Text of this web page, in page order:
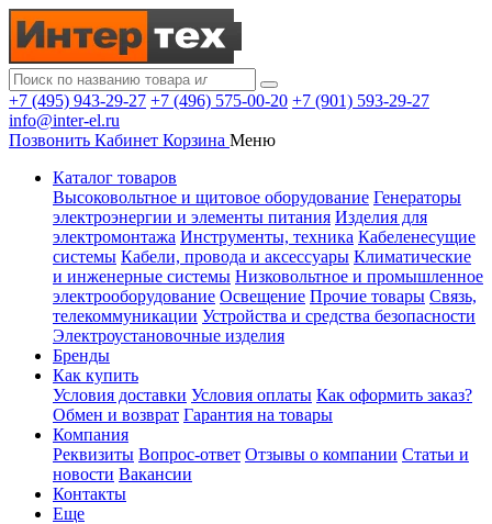
+7 (495) 943-29-27 +7 (496) 575-00-20 +7 (901) 593-29-27
info@inter-el.ru
Позвонить Кабинет Корзина Меню
Каталог товаров
Высоковольтное и щитовое оборудование Генераторы
электроэнергии и элементы питания Изделия для
электромонтажа Инструменты, техника Кабеленесущие
системы Кабели, провода и аксессуары Климатические
и инженерные системы Низковольтное и промышленное
электрооборудование Освещение Прочие товары Связь,
телекоммуникации Устройства и средства безопасности
Электроустановочные изделия
Бренды
Как купить
Условия доставки Условия оплаты Как оформить заказ?
Обмен и возврат Гарантия на товары
Компания
Реквизиты Вопрос-ответ Отзывы о компании Статьи и
новости Вакансии
Контакты
Еще